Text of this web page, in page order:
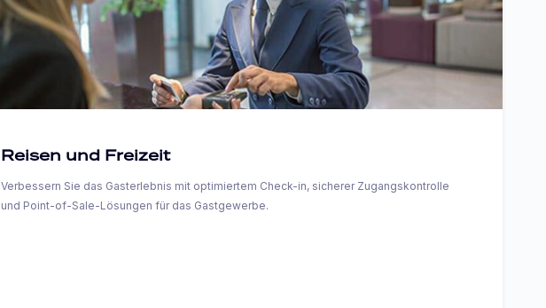
Reisen und Freizeit
Verbessern Sie das Gasterlebnis mit optimiertem Check-in, sicherer Zugangskontrolle
und Point-of-Sale-Lösungen für das Gastgewerbe.